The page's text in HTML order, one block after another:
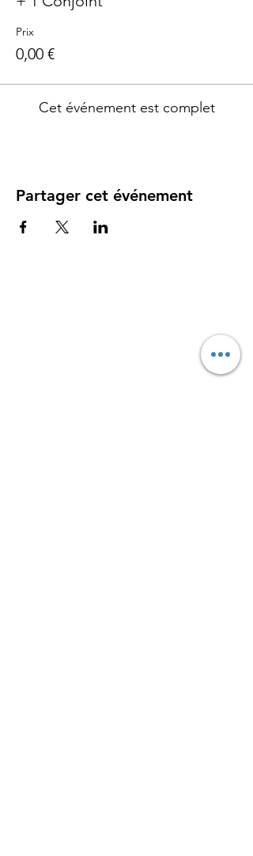
Prix
0,00 €
Cet événement est complet
Partager cet événement